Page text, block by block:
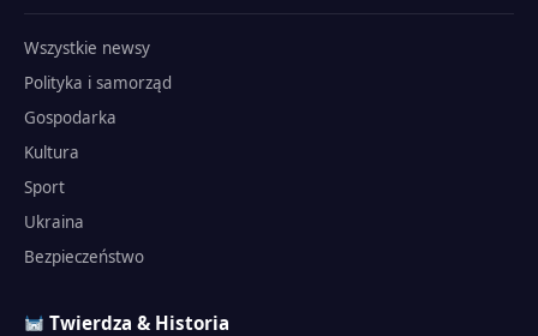
Wszystkie newsy
Polityka i samorząd
Gospodarka
Kultura
Sport
Ukraina
Bezpieczeństwo
Twierdza & Historia